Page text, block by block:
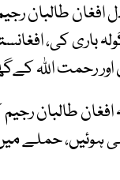
افغان
باری کی،
رحمت اللہ
ہوئیں، حملے